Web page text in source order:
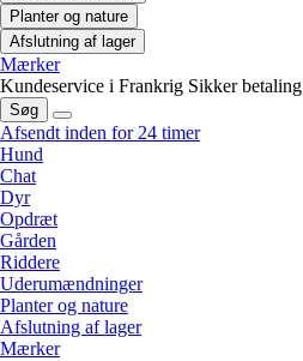
Planter og nature
Afslutning af lager
Mærker
Kundeservice i Frankrig Sikker betaling
Søg
Afsendt inden for 24 timer
Hund
Chat
Dyr
Opdræt
Gården
Riddere
Uderumændninger
Planter og nature
Afslutning af lager
Mærker